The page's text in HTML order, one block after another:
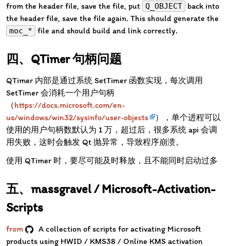
from the header file, save the file, put Q_OBJECT
back into
the header file, save the file again. This should generate the
moc_* file and should build and link correctly.
QTimer 句柄问题
QTimer 内部是通过系统 SetTimer 函数实现，每次调用
SetTimer 会消耗一个用户句柄
（https://docs.microsoft.com/en-
us/windows/win32/sysinfo/user-objects
），单个进程可以
使用的用户句柄数默认为 1 万，超过后，很多系统 api 会调
用失败，这时会触发 Qt 抛异常，导致程序崩溃。
使用 QTimer 时，要尽可能及时释放，且不能同时启动过多
massgravel / Microsoft-Activation-
Scripts
from
A collection of scripts for activating Microsoft
products using HWID / KMS38 / Online KMS activation